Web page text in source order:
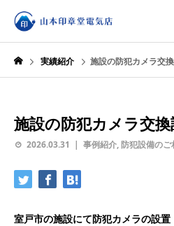
実績紹介 施設の防犯カメラ交
施設の防犯カメラ交換
2026.03.31 事例紹介,防犯設備のご
室戸市の施設にて防犯カメラの設